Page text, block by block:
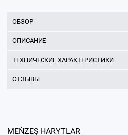
ОБЗОР
ОПИСАНИЕ
ТЕХНИЧЕСКИЕ ХАРАКТЕРИСТИКИ
ОТЗЫВЫ
MEŇZEŞ HARYTLAR